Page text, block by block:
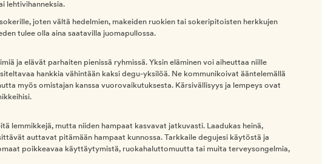
lehtivihanneksia.
joten vältä hedelmien, makeiden ruokien tai sokeripitoisten herkkujen
tulee olla aina saatavilla juomapullossa.
ja elävät parhaiten pienissä ryhmissä. Yksin eläminen voi aiheuttaa niille
hankkia vähintään kaksi degu-yksilöä. Ne kommunikoivat ääntelemällä
myös omistajan kanssa vuorovaikutuksesta. Kärsivällisyys ja lempeys ovat
lemmikkejä, mutta niiden hampaat kasvavat jatkuvasti. Laadukas heinä,
auttavat pitämään hampaat kunnossa. Tarkkaile degujesi käytöstä ja
poikkeavaa käyttäytymistä, ruokahaluttomuutta tai muita terveysongelmia,